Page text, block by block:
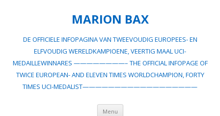
MARION BAX
DE OFFICIELE INFOPAGINA VAN TWEEVOUDIG EUROPEES- EN
ELFVOUDIG WERELDKAMPIOENE, VEERTIG MAAL UCI-
MEDAILLEWINNARES ————————– THE OFFICIAL INFOPAGE OF
TWICE EUROPEAN- AND ELEVEN TIMES WORLDCHAMPION, FORTY
TIMES UCI-MEDALIST——————————————————
Menu Spring